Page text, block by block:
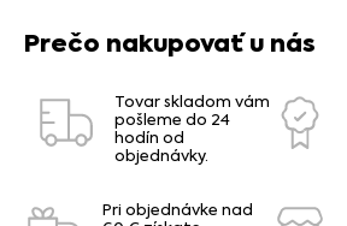
Prečo nakupovať u nás
Tovar skladom vám
pošleme do 24
hodín od
objednávky.
Pri objednávke nad